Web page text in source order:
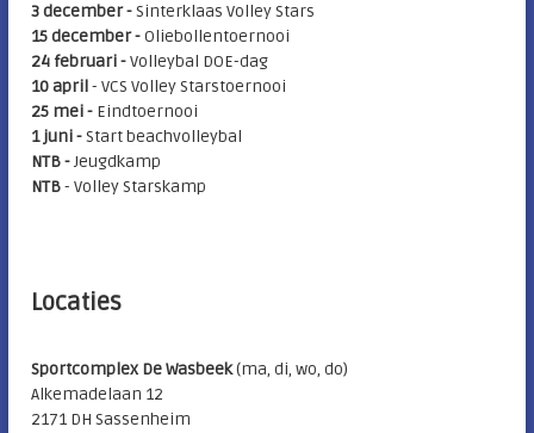
3 december -Sinterklaas Volley Stars
15 december -Oliebollentoernooi
24 februari -Volleybal DOE-dag
10 april- VCS Volley Starstoernooi
25 mei- Eindtoernooi
1 juni -Start beachvolleybal
NTB -Jeugdkamp
NTB- Volley Starskamp
Locaties
Sportcomplex De Wasbeek(ma, di, wo, do)
Alkemadelaan 12
2171 DH Sassenheim